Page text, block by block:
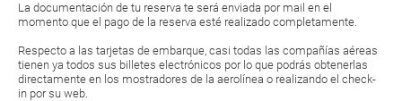
La documentación de tu reserva te será enviada por mail en el
momento que el pago de la reserva esté realizado completamente.
Respecto a las tarjetas de embarque, casi todas las compañías aéreas
tienen ya todos sus billetes electrónicos por lo que podrás obtenerlas
directamente en los mostradores de la aerolínea o realizando el check-
in por su web.